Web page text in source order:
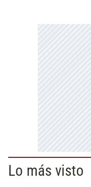
Lo más visto